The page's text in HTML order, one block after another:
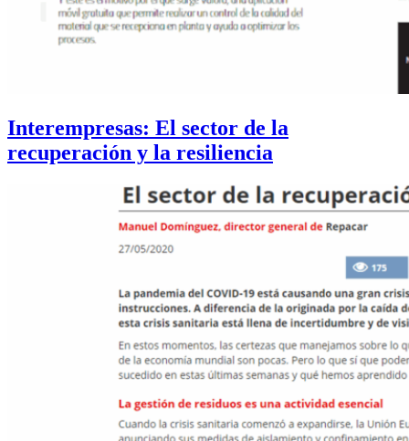
Interempresas: El sector de la
recuperación y la resiliencia